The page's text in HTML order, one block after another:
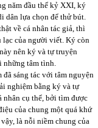
năm đầu thế kỷ XXI, ký
dân lựa chọn để thử bút.
về cá nhân tác giả, thì
của người viết. Ký còn
nên ký và tự truyện
những tâm tình.
đã sáng tác với tâm nguyện
nghiệm bằng ký và tự
nhân cụ thể, bởi tìm được
của chung một quá khứ
là nỗi niềm chung của